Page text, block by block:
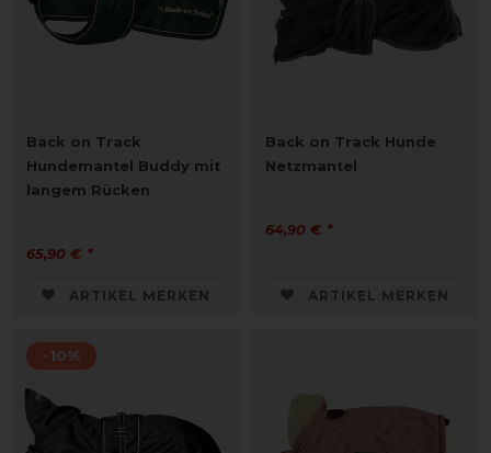
Back on Track
Hundemantel Buddy mit
langem Rücken
65,90 € *
ARTIKEL MERKEN
Back on Track Hunde
Netzmantel
64,90 € *
ARTIKEL MERKEN
-10%